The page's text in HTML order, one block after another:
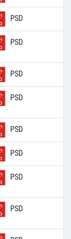
PSD
PSD
PSD
PSD
PSD
PSD
PSD
PSD